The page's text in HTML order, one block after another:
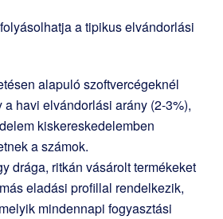
a tipikus elvándorlási
alapuló szoftvercégeknél
havi elvándorlási arány (2-3%),
kiskereskedelemben
a számok.
drága, ritkán vásárolt termékeket
eladási profillal rendelkezik,
mindennapi fogyasztási